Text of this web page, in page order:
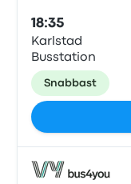
18:35
Karlstad
Busstation
Snabbast